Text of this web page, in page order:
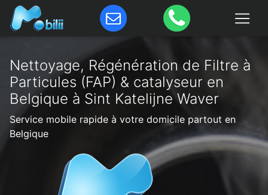
Nettoyage, Régénération de Filtre à
Particules (FAP) & catalyseur en
Belgique à Sint Katelijne Waver
Service mobile rapide à votre domicile partout en
Belgique